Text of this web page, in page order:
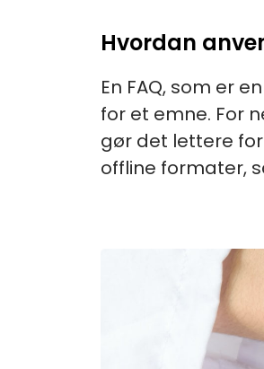
Hvordan
En FAQ, som er
for et emne. For
gør det lettere
offline formater,